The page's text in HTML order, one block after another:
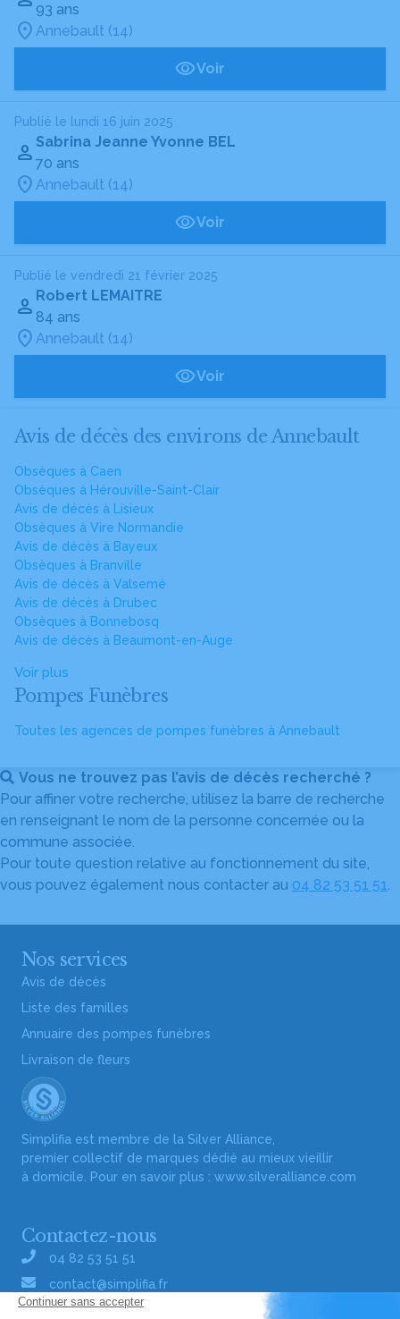
93 ans
Annebault (14)
Voir
Publié le lundi 16 juin 2025
Sabrina Jeanne Yvonne BEL
70 ans
Annebault (14)
Voir
Publié le vendredi 21 février 2025
Robert LEMAITRE
84 ans
Annebault (14)
Voir
Avis de décès des environs de Annebault
Obsèques à Caen
Obsèques à Hérouville-Saint-Clair
Avis de décès à Lisieux
Obsèques à Vire Normandie
Avis de décès à Bayeux
Obsèques à Branville
Avis de décès à Valsemé
Avis de décès à Drubec
Obsèques à Bonnebosq
Avis de décès à Beaumont-en-Auge
Voir plus
Pompes Funèbres
Toutes les agences de pompes funèbres à Annebault
Vous ne trouvez pas l’avis de décès recherché ?
Pour affiner votre recherche, utilisez la barre de recherche
en renseignant le nom de la personne concernée ou la
commune associée.
Pour toute question relative au fonctionnement du site,
vous pouvez également nous contacter au 04 82 53 51 51.
Nos services
Avis de décès
Liste des familles
Annuaire des pompes funèbres
Livraison de fleurs
Simplifia est membre de la Silver Alliance,
premier collectif de marques dédié au mieux vieillir
à domicile. Pour en savoir plus : www.silveralliance.com
Contactez-nous
04 82 53 51 51
contact@simplifia.fr